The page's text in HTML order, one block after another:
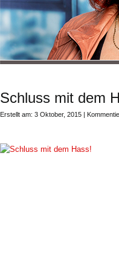
Schluss mit dem
Erstellt am: 3 Oktober, 2015 |